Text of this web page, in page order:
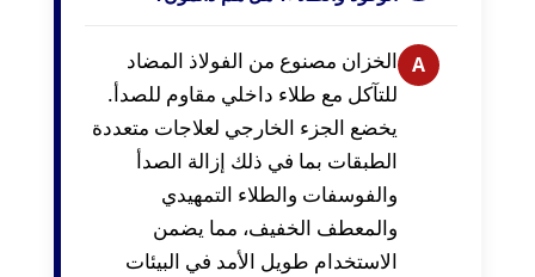
A الخزان مصنوع من الفولاذ المضاد
للتآكل مع طلاء داخلي مقاوم للصدأ.
يخضع الجزء الخارجي لعلاجات متعددة
الطبقات بما في ذلك إزالة الصدأ
والفوسفات والطلاء التمهيدي
والمعطف الخفيف، مما يضمن
الاستخدام طويل الأمد في البيئات